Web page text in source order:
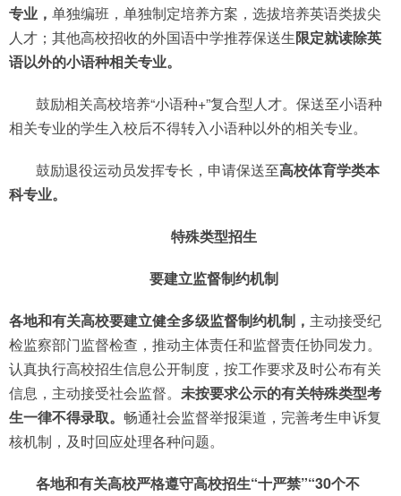
专业， 单独编班，单独制定培养方案，选拔培养英语类拔尖
人才；其他高校招收的外国语中学推荐保送生限定就读除英
语以外的小语种相关专业。
鼓励相关高校培养“小语种+”复合型人才。保送至小语种
相关专业的学生入校后不得转入小语种以外的相关专业。
鼓励退役运动员发挥专长，申请保送至高校体育学类本
科专业。
特殊类型招生
要建立监督制约机制
各地和有关高校要建立健全多级监督制约机制， 主动接受纪
检监察部门监督检查，推动主体责任和监督责任协同发力。
认真执行高校招生信息公开制度，按工作要求及时公布有关
信息，主动接受社会监督。 未按要求公示的有关特殊类型考
生一律不得录取。 畅通社会监督举报渠道，完善考生申诉复
核机制，及时回应处理各种问题。
各地和有关高校严格遵守高校招生“十严禁”“30个不